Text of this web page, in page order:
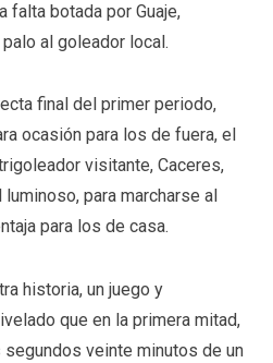
falta botada por Guaje,
al goleador local.
final del primer periodo,
ocasión para los de fuera, el
visitante, Caceres,
para marcharse al
para los de casa.
historia, un juego y
que en la primera mitad,
veinte minutos de un